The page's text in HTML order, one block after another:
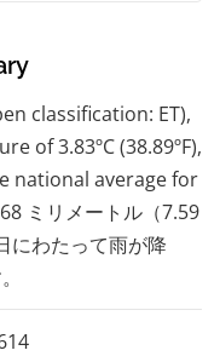
classification: ET),
of 3.83ºC (38.89ºF),
national average for
ミリメートル（7.59
にわたって雨が降